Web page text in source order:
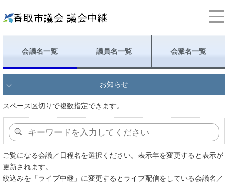
会議名一覧 議員名一覧 会派名一覧
お知らせ
スペース区切りで複数指定できます。
ご覧になる会議／日程名を選択ください。表示年を変更すると表示が
更新されます。
絞込みを「ライブ中継」に変更するとライブ配信をしている会議名／